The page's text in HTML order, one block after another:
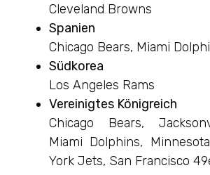
Cleveland Browns
Spanien
Chicago Bears, Miami
Südkorea
Los Angeles Rams
Vereinigtes Königreich
Chicago Bears,
Miami Dolphins,
York Jets, San Francisco